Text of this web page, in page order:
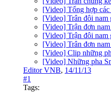
[Video] Tổng hợp
[Video] Trân đôi
[Video] Trận đơn
[Video] Trận đôi nam
[Video] Trân đơn
[Video] Clip những
[Video] Những pha
Editor VNB, 14/11/13
#1
Tags: